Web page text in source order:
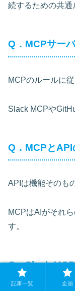
続するための共通
Q．MCPサー
MCPのルールに
Slack MCPや
Q．MCPとAPI
APIは機能そのも
MCPはAIがそれ
す。
Q．Slack
記事一覧 企画